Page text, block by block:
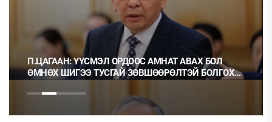
П.ЦАГААН: ҮҮСМЭЛ ОРДООС АМНАТ АВАХ БОЛ
ӨМНӨХ ШИГЭЭ ТУСГАЙ ЗӨВШӨӨРӨЛТЭЙ БОЛГОХ